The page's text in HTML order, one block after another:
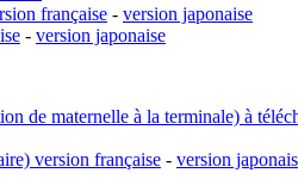
française - version japonaise
- version japonaise
de maternelle à la terminale) à
version française - version